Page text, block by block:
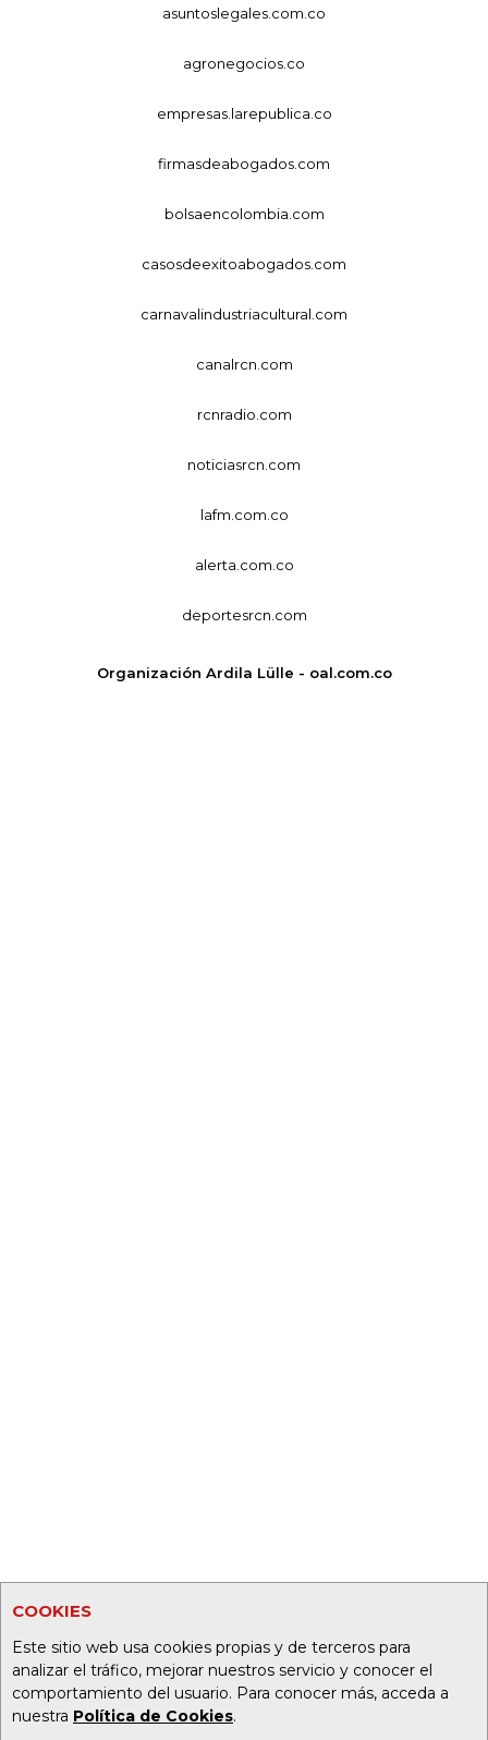
COOKIES
Este sitio web usa cookies propias y de terceros para
analizar el tráfico, mejorar nuestros servicio y conocer el
comportamiento del usuario. Para conocer más, acceda a
nuestra Política de Cookies.
asuntoslegales.com.co
agronegocios.co
empresas.larepublica.co
firmasdeabogados.com
bolsaencolombia.com
casosdeexitoabogados.com
carnavalindustriacultural.com
canalrcn.com
rcnradio.com
noticiasrcn.com
lafm.com.co
alerta.com.co
deportesrcn.com
Organización Ardila Lülle - oal.com.co